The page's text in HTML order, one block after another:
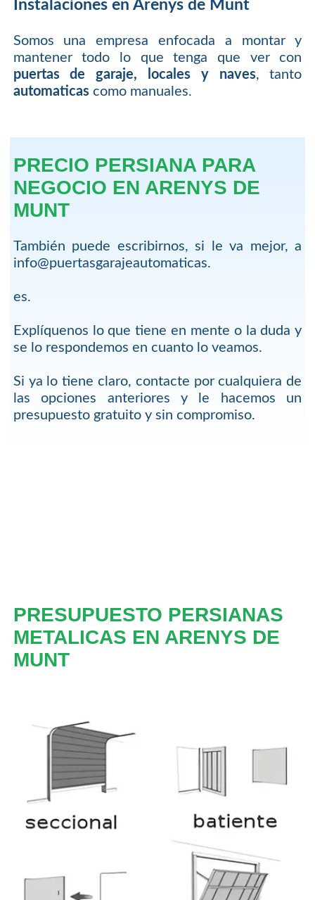
Instalaciones en Arenys de Munt
Somos una empresa enfocada a montar y
mantener todo lo que tenga que ver con
puertas de garaje, locales y naves, tanto
automaticascomo manuales.
PRECIO PERSIANA PARA
NEGOCIO EN ARENYS DE
MUNT
También puede escribirnos, si le va mejor, a
info@puertasgarajeautomaticas.
es.
Explíquenos lo que tiene en mente o la duda y
se lo respondemos en cuanto lo veamos.
Si ya lo tiene claro, contacte por cualquiera de
las opciones anteriores y le hacemos un
presupuesto gratuito y sin compromiso.
PRESUPUESTO PERSIANAS
METALICAS EN ARENYS DE
MUNT